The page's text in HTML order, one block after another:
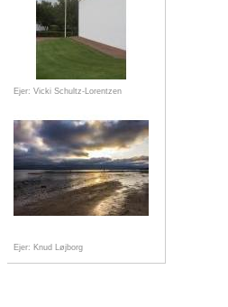
Ejer: Vicki Schultz-Lorentzen
Ejer: Knud Løjborg